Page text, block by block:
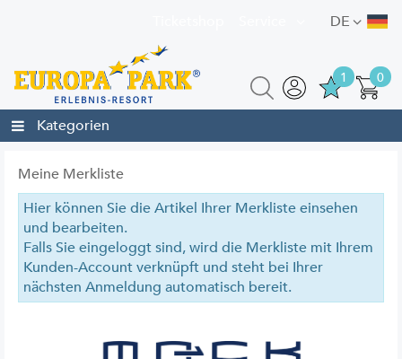
DE
0
1
Kategorien
Meine Merkliste
Hier können Sie die Artikel Ihrer Merkliste einsehen
und bearbeiten.
Falls Sie eingeloggt sind, wird die Merkliste mit Ihrem
Kunden-Account verknüpft und steht bei Ihrer
nächsten Anmeldung automatisch bereit.